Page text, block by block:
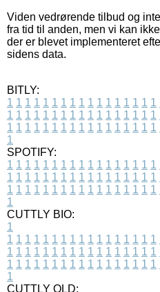
Viden vedrørende tilbud og
fra tid til anden, men vi kan
der er blevet implementeret
sidens data.
BITLY:
1 1 1 1 1 1 1 1 1 1 1 1 1 1 1 1 1
1 1 1 1 1 1 1 1 1 1 1 1 1 1 1 1 1
1 1 1 1 1 1 1 1 1 1 1 1 1 1 1 1 1
1
SPOTIFY:
1 1 1 1 1 1 1 1 1 1 1 1 1 1 1 1 1
1 1 1 1 1 1 1 1 1 1 1 1 1 1 1 1 1
1 1 1 1 1 1 1 1 1 1 1 1 1 1 1 1 1
1
CUTTLY BIO:
1
1 1 1 1 1 1 1 1 1 1 1 1 1 1 1 1 1
1 1 1 1 1 1 1 1 1 1 1 1 1 1 1 1 1
1 1 1 1 1 1 1 1 1 1 1 1 1 1 1 1 1
1
CUTTLY OLD: